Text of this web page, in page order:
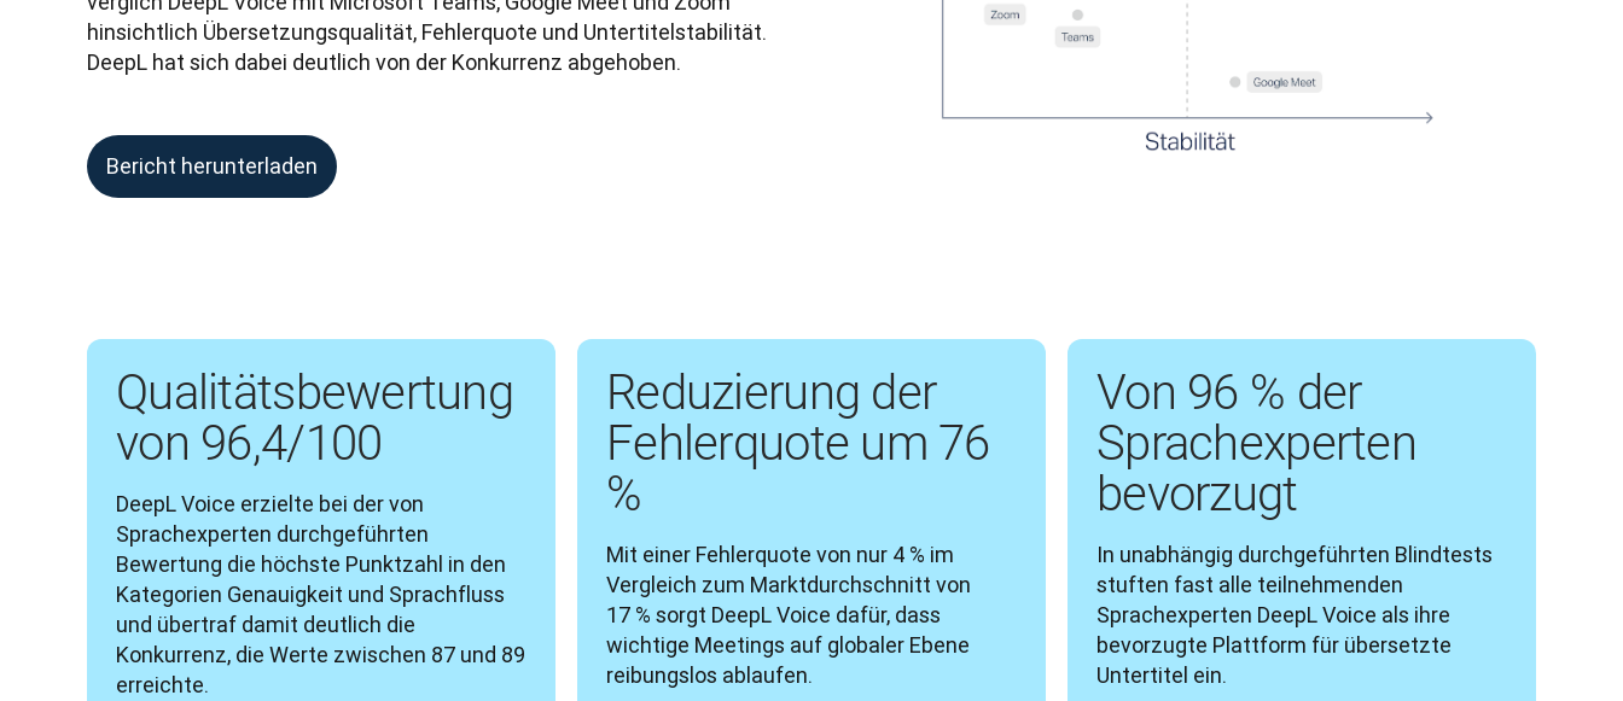
hinsichtlich Übersetzungsqualität, Fehlerquote und Untertitelstabilität.
DeepL hat sich dabei deutlich von der Konkurrenz abgehoben.
Bericht herunterladen
Qualitätsbewertung
von 96,4/100
DeepL Voice erzielte bei der von
Sprachexperten durchgeführten
Bewertung die höchste Punktzahl in den
Kategorien Genauigkeit und Sprachfluss
und übertraf damit deutlich die
Konkurrenz, die Werte zwischen 87 und 89
erreichte.
Reduzierung der
Fehlerquote um 76
%
Mit einer Fehlerquote von nur 4 % im
Vergleich zum Marktdurchschnitt von
17 % sorgt DeepL Voice dafür, dass
wichtige Meetings auf globaler Ebene
reibungslos ablaufen.
Von 96 % der
Sprachexperten
bevorzugt
In unabhängig durchgeführten Blindtests
stuften fast alle teilnehmenden
Sprachexperten DeepL Voice als ihre
bevorzugte Plattform für übersetzte
Untertitel ein.